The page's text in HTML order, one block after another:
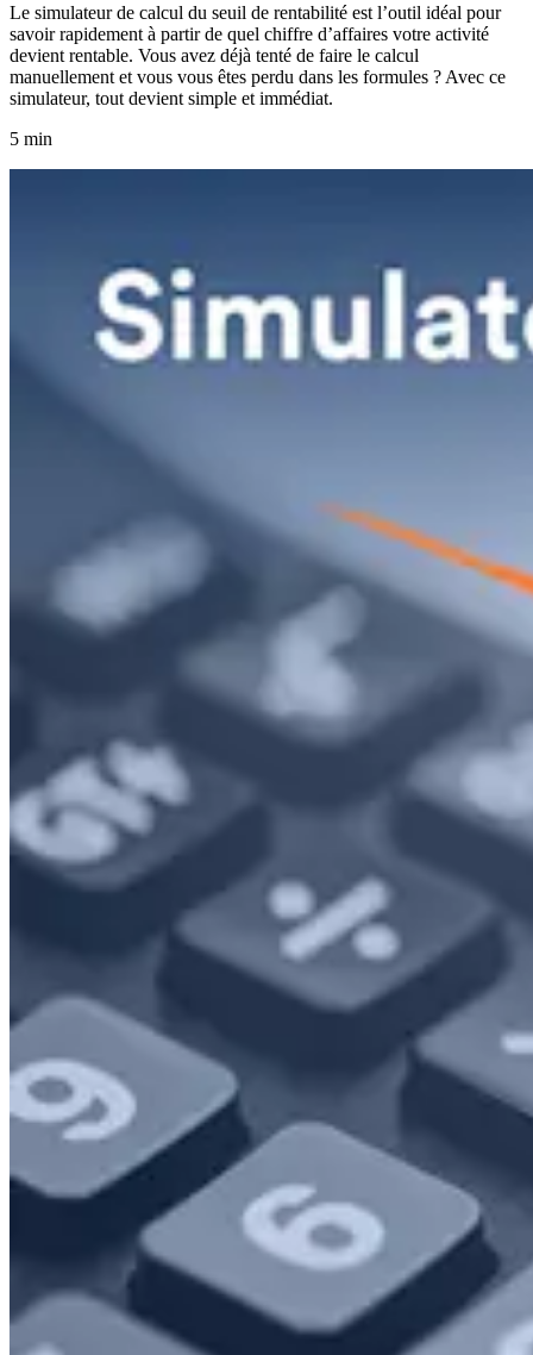
Le simulateur de calcul du seuil de rentabilité est l’outil idéal pour
savoir rapidement à partir de quel chiffre d’affaires votre activité
devient rentable. Vous avez déjà tenté de faire le calcul
manuellement et vous vous êtes perdu dans les formules ? Avec ce
simulateur, tout devient simple et immédiat.
5 min